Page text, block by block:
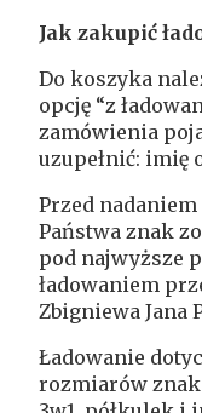
Jak zakupić
Do koszyka
opcję “z
zamówienia
uzupełnić: imię
Przed
Państwa znak
pod najwyższe
ładowaniem
Zbigniewa Jana
Ładowanie
rozmiarów